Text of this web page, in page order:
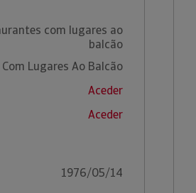
com lugares ao
balcão
Lugares Ao Balcão
Aceder
Aceder
1976/05/14